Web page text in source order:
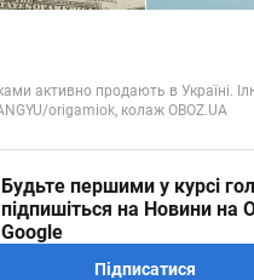
Будьте першими у курсі
підпишіться на Новини на
Google
Підписатися